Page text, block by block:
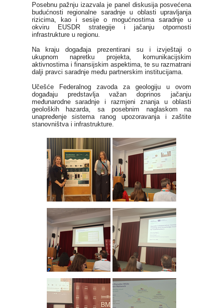
Posebnu pažnju izazvala je panel diskusija posvećena
budućnosti regionalne saradnje u oblasti upravljanja
rizicima, kao i sesije o mogućnostima saradnje u
okviru EUSDR strategije i jačanju otpornosti
infrastrukture u regionu.
Na kraju događaja prezentirani su i izvještaji o
ukupnom napretku projekta, komunikacijskim
aktivnostima i finansijskim aspektima, te su razmatrani
dalji pravci saradnje među partnerskim institucijama.
Učešće Federalnog zavoda za geologiju u ovom
događaju predstavlja važan doprinos jačanju
međunarodne saradnje i razmjeni znanja u oblasti
geoloških hazarda, sa posebnim naglaskom na
unapređenje sistema ranog upozoravanja i zaštite
stanovništva i infrastrukture.